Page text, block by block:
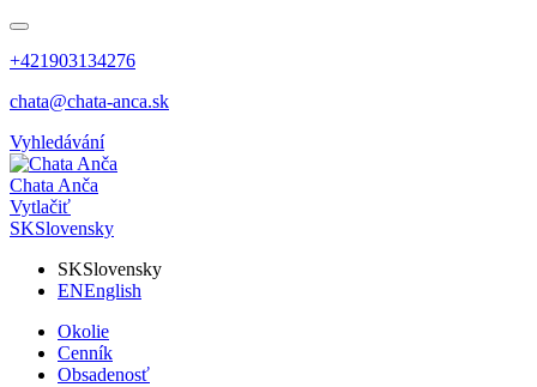
+421903134276
chata@chata-anca.sk
Vyhledávání
Chata Anča
Vytlačiť
SKSlovensky
SKSlovensky
ENEnglish
Okolie
Cenník
Obsadenosť